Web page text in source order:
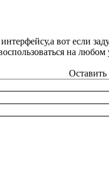
вот если
на